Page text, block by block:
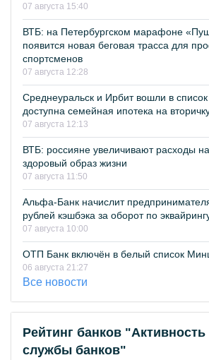
07 августа 15:40
ВТБ: на Петербургском марафоне
появится новая беговая трасса для
спортсменов
07 августа 12:28
Среднеуральск и Ирбит вошли в список
доступна семейная ипотека на
07 августа 12:13
ВТБ: россияне увеличивают расходы
здоровый образ жизни
07 августа 11:50
Альфа-Банк начислит
рублей кэшбэка за оборот по
07 августа 10:00
ОТП Банк включён в белый список
06 августа 21:27
Все новости
Рейтинг банков "Активность
службы банков"